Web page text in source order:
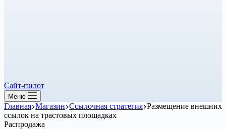
Сайт-пилот
Меню
Главная Магазин Ссылочная стратегия Размещение внешних
ссылок на трастовых площадках
Распродажа